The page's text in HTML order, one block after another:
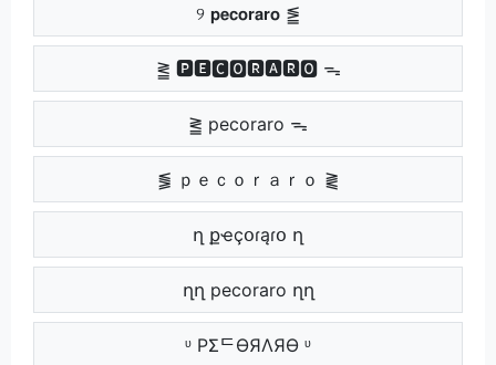
୨ 𝗽𝗲𝗰𝗼𝗿𝗮𝗿𝗼 ⪑
⪒ 🅿🅴🅲🅾🆁🅰🆁🅾 ᯓ
⪒ pecoraro ᯓ
⪓ ｐｅｃｏｒａｒｏ ⪔
ղ քҽçօɾąɾօ ղ
ղղ pecoraro ղղ
ᶹ PΣᄃӨЯΛЯӨ ᶹ